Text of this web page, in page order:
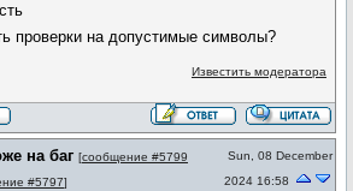
проверки на допустимые символы?
Известить модератора
на баг [сообщение #5799
#5797]
Sun, 08 December
2024 16:58